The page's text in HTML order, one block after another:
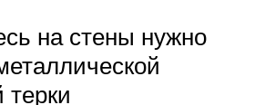
на стены нужно
терки